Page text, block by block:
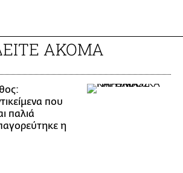
ΑΚΟΜΑ
που
παλιά
η